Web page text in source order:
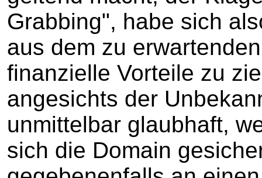
Grabbing", habe sich
aus dem zu
finanzielle Vorteile zu
angesichts der
unmittelbar glaubhaft,
sich die Domain